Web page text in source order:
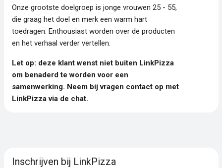
Onze grootste doelgroep is jonge vrouwen 25 - 55,
die graag het doel en merk een warm hart
toedragen. Enthousiast worden over de producten
en het verhaal verder vertellen.
Let op: deze klant wenst niet buiten LinkPizza
om benaderd te worden voor een
samenwerking. Neem bij vragen contact op met
LinkPizza via de chat.
Inschrijven bij LinkPizza